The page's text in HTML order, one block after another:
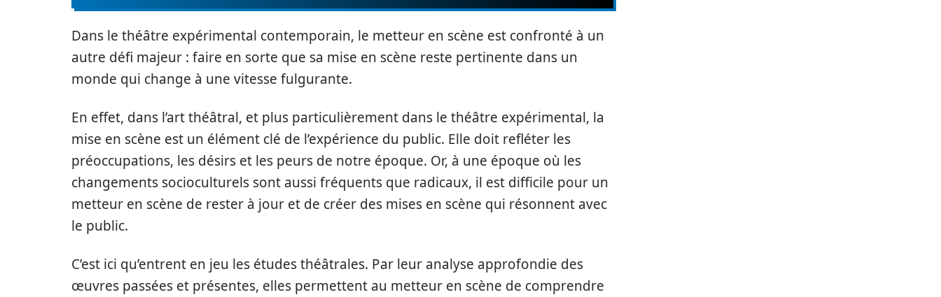
Dans le théâtre expérimental contemporain, le metteur en scène est confronté à un
autre défi majeur : faire en sorte que sa mise en scène reste pertinente dans un
monde qui change à une vitesse fulgurante.
En effet, dans l’art théâtral, et plus particulièrement dans le théâtre expérimental, la
mise en scène est un élément clé de l’expérience du public. Elle doit refléter les
préoccupations, les désirs et les peurs de notre époque. Or, à une époque où les
changements socioculturels sont aussi fréquents que radicaux, il est difficile pour un
metteur en scène de rester à jour et de créer des mises en scène qui résonnent avec
le public.
C’est ici qu’entrent en jeu les études théâtrales. Par leur analyse approfondie des
œuvres passées et présentes, elles permettent au metteur en scène de comprendre